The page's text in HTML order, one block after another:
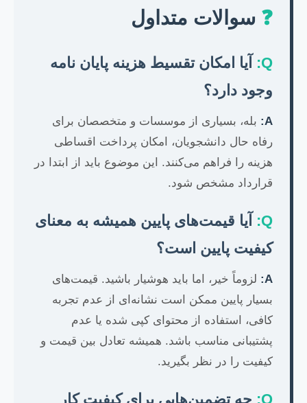
❓ سوالات متداول
Q:
آیا امکان تقسیط هزینه پایان نامه
وجود دارد؟
A:
بله، بسیاری از موسسات و متخصصان برای
رفاه حال دانشجویان، امکان پرداخت اقساطی
هزینه را فراهم می‌کنند. این موضوع باید از ابتدا در
قرارداد مشخص شود.
Q:
آیا قیمت‌های پایین همیشه به معنای
کیفیت پایین است؟
A:
لزوماً خیر، اما باید هوشیار باشید. قیمت‌های
بسیار پایین ممکن است نشانه‌ای از عدم تجربه
کافی، استفاده از محتوای کپی شده یا عدم
پشتیبانی مناسب باشد. همیشه تعادل بین قیمت و
کیفیت را در نظر بگیرید.
Q: چه تضمین‌هایی برای کیفیت کار